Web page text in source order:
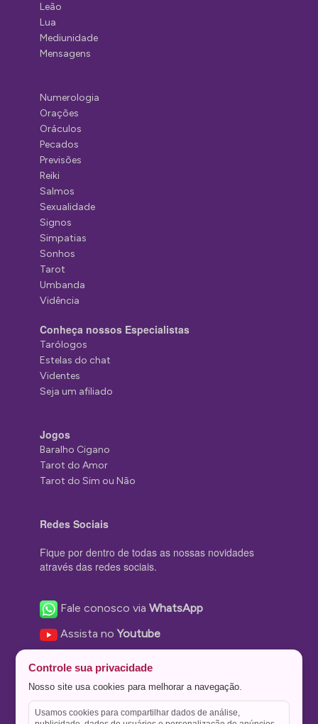
Leão
Lua
Mediunidade
Mensagens
Numerologia
Orações
Oráculos
Pecados
Previsões
Reiki
Salmos
Sexualidade
Signos
Simpatias
Sonhos
Tarot
Umbanda
Vidência
Conheça nossos Especialistas
Tarólogos
Estelas do chat
Videntes
Seja um afiliado
Jogos
Baralho Cigano
Tarot do Amor
Tarot do Sim ou Não
Redes Sociais
Fique por dentro de todas as nossas novidades
através das redes sociais.
Fale conosco viaWhatsApp
Assista noYoutube
Nos siga no Instagram
Nos siga noTwitter
Controle sua privacidade
Nosso site usa cookies para melhorar a navegação.
Usamos cookies para compartilhar dados de análise,